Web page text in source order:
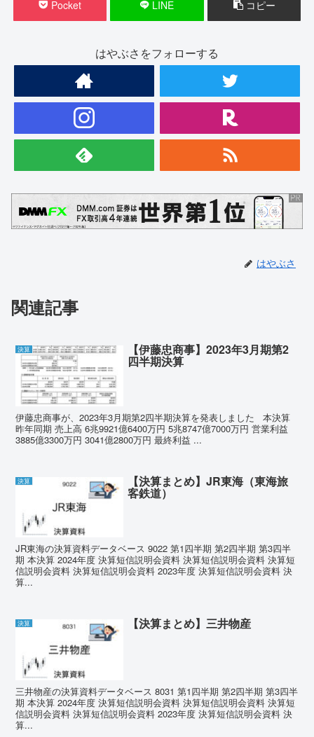
Pocket LINE コピー
はやぶさをフォローする
はやぶさ
関連記事
決算 【伊藤忠商事】2023年3月期第2
四半期決算
伊藤忠商事が、2023年3月期第2四半期決算を発表しました 本決算
昨年同期 売上高 6兆9921億6400万円 5兆8747億7000万円 営業利益
3885億3300万円 3041億2800万円 最終利益 ...
決算 【決算まとめ】JR東海（東海旅
客鉄道）
JR東海の決算資料データベース 9022 第1四半期 第2四半期 第3四半
期 本決算 2024年度 決算短信説明会資料 決算短信説明会資料 決算短
信説明会資料 決算短信説明会資料 2023年度 決算短信説明会資料 決
算...
決算 【決算まとめ】三井物産
三井物産の決算資料データベース 8031 第1四半期 第2四半期 第3四半
期 本決算 2024年度 決算短信説明会資料 決算短信説明会資料 決算短
信説明会資料 決算短信説明会資料 2023年度 決算短信説明会資料 決
算...